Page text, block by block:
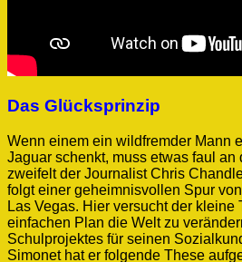
Das Glücksprinzip
Wenn einem ein wildfremder Mann
Jaguar schenkt, muss etwas faul an
zweifelt der Journalist Chris
folgt einer geheimnisvollen Spur
Las Vegas. Hier versucht der kleine
einfachen Plan die Welt zu
Schulprojektes für seinen
Simonet hat er folgende These